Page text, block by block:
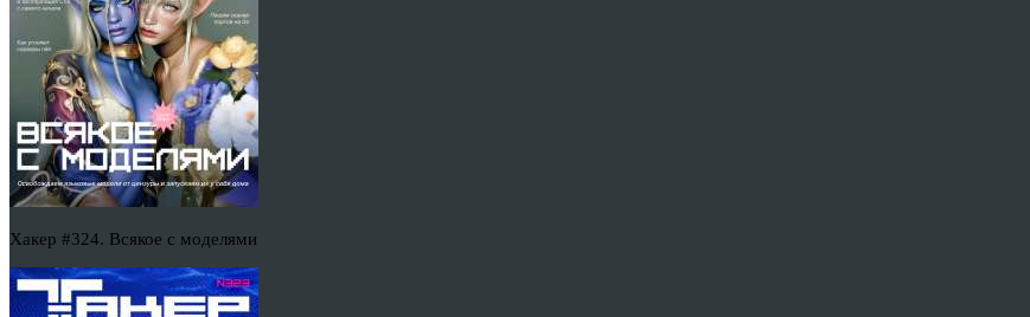
Хакер #324. Всякое с моделями